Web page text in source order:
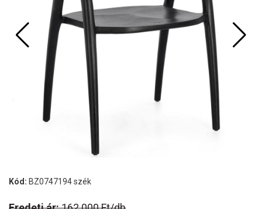
Kód: BZ0747194 szék